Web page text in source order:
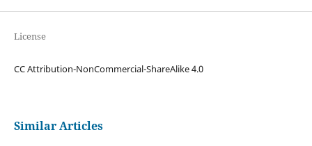
License
CC Attribution-NonCommercial-ShareAlike 4.0
Similar Articles